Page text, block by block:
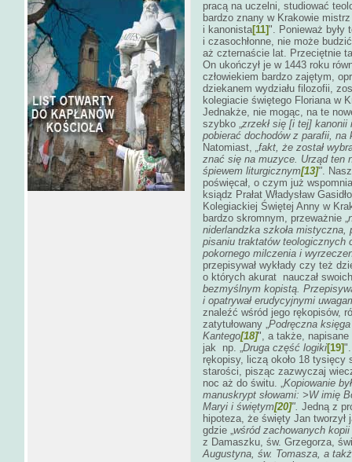
pracą na uczelni, studiować
bardzo znany w Krakowie
i kanonista[11]". Ponieważ były
i czasochłonne, nie może
aż czternaście lat. Przeciętnie
On ukończył je w 1443 roku
człowiekiem bardzo zajętym,
dziekanem wydziału filozofii,
kolegiacie świętego Floriana w
Jednakże, nie mogąc, na te
szybko „zrzekł się [i tej] kanonii
pobierać dochodów z parafii, na
Natomiast, „fakt, że został
znać się na muzyce. Urząd ten
śpiewem liturgicznym[13]".
poświęcał, o czym już
ksiądz Prałat Władysław
Kolegiackiej Świętej Anny w
bardzo skromnym, przeważnie „
niderlandzka szkoła mistyczna,
pisaniu traktatów teologicznych
pokornego milczenia i
przepisywał wykłady czy też
o których akurat nauczał
bezmyślnym kopistą.
i opatrywał erudycyjnymi
znaleźć wśród jego rękopisów,
zatytułowany „Podręczna
Kantego[18]", a także, napisane
jak np. „Druga część logiki[19]
rękopisy, liczą około 18 tysięcy
starości, pisząc zazwyczaj
noc aż do świtu. „Kopiowanie
manuskrypt słowami: >W imię
Maryi i świętym[20]". Jedną z
hipoteza, że święty Jan tworzył
gdzie „wśród zachowanych
z Damaszku, św. Grzegorza,
Augustyna, św. Tomasza, a